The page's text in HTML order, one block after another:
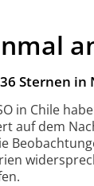
Sternen in
in Chile
auf dem